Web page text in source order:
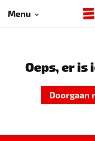
Menu
Oeps, er is
Doorgaan